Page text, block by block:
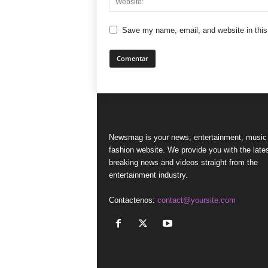
Save my name, email, and website in
Newsmag is your news, entertainment, music
fashion website. We provide you with the
breaking news and videos straight from the
entertainment industry.
Contactenos: contact@yoursite.com